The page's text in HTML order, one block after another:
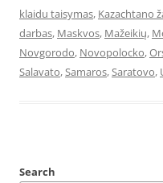
klaidu taisymas, Kazachtano
darbas, Maskvos, Mažeikių,
Novgorodo, Novopolocko,
Salavato,Samaros,Saratovo,
Search